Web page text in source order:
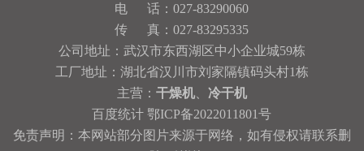
电 话：027-83290060
传 真：027-83295335
公司地址：武汉市东西湖区中小企业城59栋
工厂地址：湖北省汉川市刘家隔镇码头村1栋
主营： 干燥机、 冷干机
百度统计 鄂ICP备2022011801号
免责声明：本网站部分图片来源于网络，如有侵权请联系删